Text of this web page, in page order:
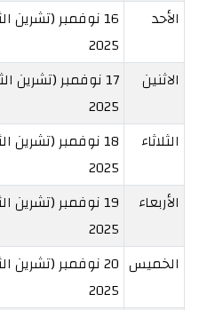
الأحد
16 نوفمبر (تشرين
2025
الاثنين
17 نوفمبر (تشرين
2025
الثلاثاء
18 نوفمبر (تشرين
2025
الأربعاء
19 نوفمبر (تشرين
2025
الخميس
20 نوفمبر (تشرين
2025